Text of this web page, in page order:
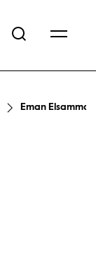
Eman Elsamman